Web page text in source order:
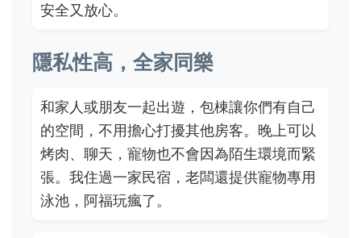
安全又放心。
隱私性高，全家同樂
和家人或朋友一起出遊，包棟讓你們有自己
的空間，不用擔心打擾其他房客。晚上可以
烤肉、聊天，寵物也不會因為陌生環境而緊
張。我住過一家民宿，老闆還提供寵物專用
泳池，阿福玩瘋了。